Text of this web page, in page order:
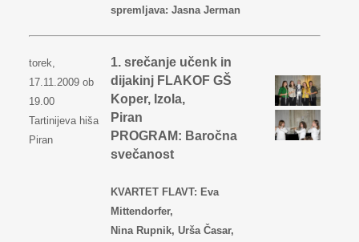
spremljava: Jasna Jerman
torek,
17.11.2009 ob
19.00
Tartinijeva hiša
Piran
1. srečanje učenk in
dijakinj FLAKOF GŠ
Koper, Izola,
Piran
PROGRAM: Baročna
svečanost
KVARTET FLAVT: Eva
Mittendorfer,
Nina Rupnik, Urša Časar,